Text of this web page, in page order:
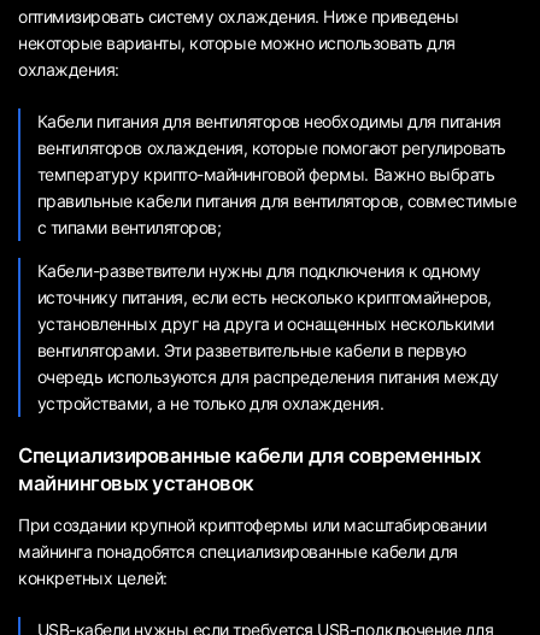
оптимизировать систему охлаждения. Ниже приведены
некоторые варианты, которые можно использовать для
охлаждения:
Кабели питания для вентиляторов необходимы для питания
вентиляторов охлаждения, которые помогают регулировать
температуру крипто-майнинговой фермы. Важно выбрать
правильные кабели питания для вентиляторов, совместимые
с типами вентиляторов;
Кабели-разветвители нужны для подключения к одному
источнику питания, если есть несколько криптомайнеров,
установленных друг на друга и оснащенных несколькими
вентиляторами. Эти разветвительные кабели в первую
очередь используются для распределения питания между
устройствами, а не только для охлаждения.
Специализированные кабели для современных
майнинговых установок
При создании крупной криптофермы или масштабировании
майнинга понадобятся специализированные кабели для
конкретных целей:
USB-кабели нужны если требуется USB-подключение для